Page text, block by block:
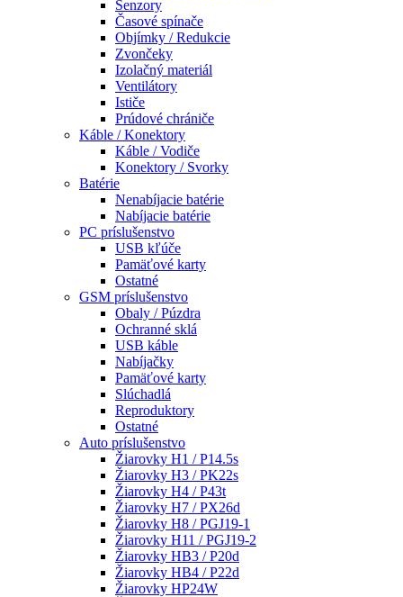
Senzory
Časové spínače
Objímky / Redukcie
Zvončeky
Izolačný materiál
Ventilátory
Ističe
Prúdové chrániče
Káble / Konektory
Káble / Vodiče
Konektory / Svorky
Batérie
Nenabíjacie batérie
Nabíjacie batérie
PC príslušenstvo
USB kľúče
Pamäťové karty
Ostatné
GSM príslušenstvo
Obaly / Púzdra
Ochranné sklá
USB káble
Nabíjačky
Pamäťové karty
Slúchadlá
Reproduktory
Ostatné
Auto príslušenstvo
Žiarovky H1 / P14.5s
Žiarovky H3 / PK22s
Žiarovky H4 / P43t
Žiarovky H7 / PX26d
Žiarovky H8 / PGJ19-1
Žiarovky H11 / PGJ19-2
Žiarovky HB3 / P20d
Žiarovky HB4 / P22d
Žiarovky HP24W